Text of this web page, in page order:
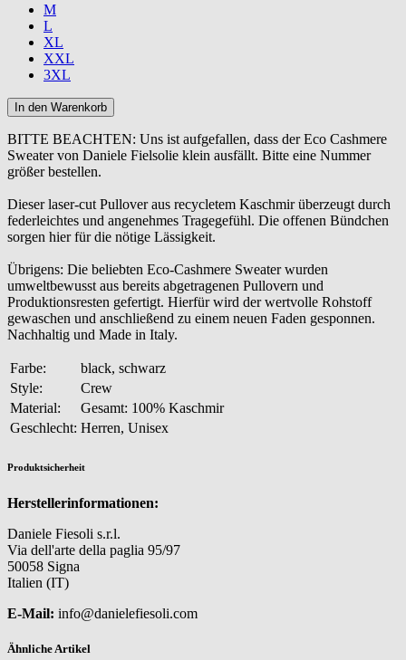
M
L
XL
XXL
3XL
BITTE BEACHTEN: Uns ist aufgefallen, dass der Eco Cashmere
Sweater von Daniele Fielsolie klein ausfällt. Bitte eine Nummer
größer bestellen.
Dieser laser-cut Pullover aus recycletem Kaschmir überzeugt durch
federleichtes und angenehmes Tragegefühl. Die offenen Bündchen
sorgen hier für die nötige Lässigkeit.
Übrigens: Die beliebten Eco-Cashmere Sweater wurden
umweltbewusst aus bereits abgetragenen Pullovern und
Produktionsresten gefertigt. Hierfür wird der wertvolle Rohstoff
gewaschen und anschließend zu einem neuen Faden gesponnen.
Nachhaltig und Made in Italy.
Farbe:
black, schwarz
Style:
Crew
Material:
Gesamt: 100% Kaschmir
Geschlecht: Herren, Unisex
Produktsicherheit
Herstellerinformationen:
Daniele Fiesoli s.r.l.
Via dell'arte della paglia 95/97
50058 Signa
Italien (IT)
E-Mail: info@danielefiesoli.com
Ähnliche Artikel